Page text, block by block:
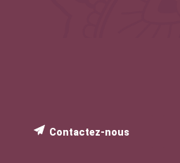
Contactez-nous